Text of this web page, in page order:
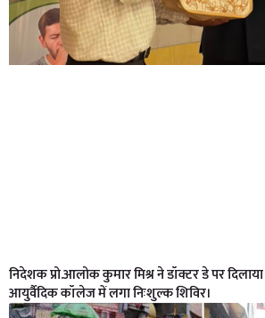
निदेशक प्रो.आलोक कुमार मिश्र ने डॉक्टर डे पर
आयुर्वैदिक कॉलेज में लगा निःशुल्क शिविर।